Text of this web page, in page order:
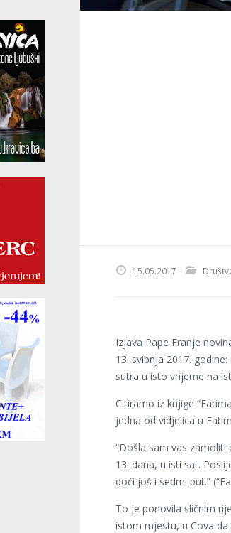
15.05.2017
Izjava Pape Franje
13. svibnja 2017.
sutra u isto vrijeme na
Citiramo iz knjige
jedna od vidjelica u
“Došla sam vas
13. dana, u isti sat.
doći još i sedmi put.”
To je ponovila sličnim
istom mjestu, u Cova